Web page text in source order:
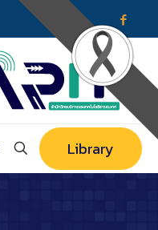
Library